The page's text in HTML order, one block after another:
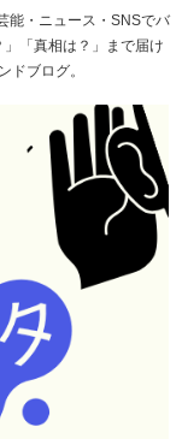
能・ニュース・SNSでバ
「真相は？」まで届け
ドブログ。